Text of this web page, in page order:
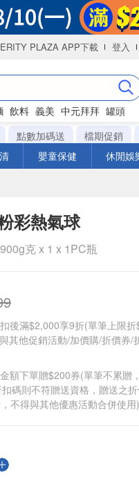
PLAZA APP下載 登入
飲料 義美 中元拜拜 罐頭
點數加碼送 檔期促銷
嬰童保健 休閒娛
彩熱氣球
克 x 1 x 1PC瓶
後滿$2,000享9折(單筆上限
其他促銷活動/加價購/折價券/
額下單贈$200券(單筆不累贈
碼則不符贈送資格，贈送之
不得與其他優惠活動合併使用)